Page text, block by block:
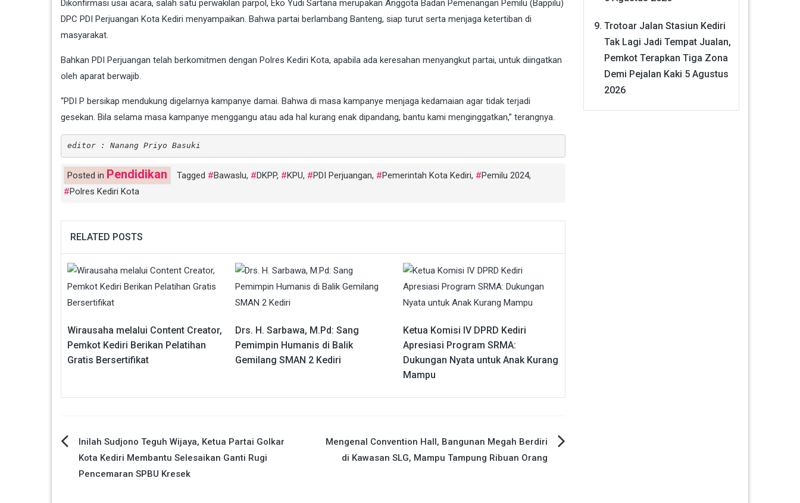
Dikonfirmasi usai acara, salah satu perwakilan parpol, Eko Yudi Sartana merupakan Anggota Badan Pemenangan Pemilu (Bappilu)
DPC PDI Perjuangan Kota Kediri menyampaikan. Bahwa partai berlambang Banteng, siap turut serta menjaga ketertiban di
masyarakat.
Bahkan PDI Perjuangan telah berkomitmen dengan Polres Kediri Kota, apabila ada keresahan menyangkut partai, untuk diingatkan
oleh aparat berwajib.
“PDI P bersikap mendukung digelarnya kampanye damai. Bahwa di masa kampanye menjaga kedamaian agar tidak terjadi
gesekan. Bila selama masa kampanye menggangu atau ada hal kurang enak dipandang, bantu kami menginggatkan,” terangnya.
editor : Nanang Priyo Basuki
Posted in Pendidikan Tagged Bawaslu, DKPP, KPU, PDI Perjuangan, Pemerintah Kota Kediri, Pemilu 2024,
Polres Kediri Kota
RELATED POSTS
Wirausaha melalui Content Creator,
Pemkot Kediri Berikan Pelatihan
Gratis Bersertifikat
Drs. H. Sarbawa, M.Pd: Sang
Pemimpin Humanis di Balik
Gemilang SMAN 2 Kediri
Ketua Komisi IV DPRD Kediri
Apresiasi Program SRMA:
Dukungan Nyata untuk Anak Kurang
Mampu
Navigasi
pos
Inilah Sudjono Teguh Wijaya, Ketua Partai Golkar
Kota Kediri Membantu Selesaikan Ganti Rugi
Pencemaran SPBU Kresek
Mengenal Convention Hall, Bangunan Megah Berdiri
di Kawasan SLG, Mampu Tampung Ribuan Orang
Trotoar Jalan Stasiun Kediri
Tak Lagi Jadi Tempat Jualan,
Pemkot Terapkan Tiga Zona
Demi Pejalan Kaki 5 Agustus
2026